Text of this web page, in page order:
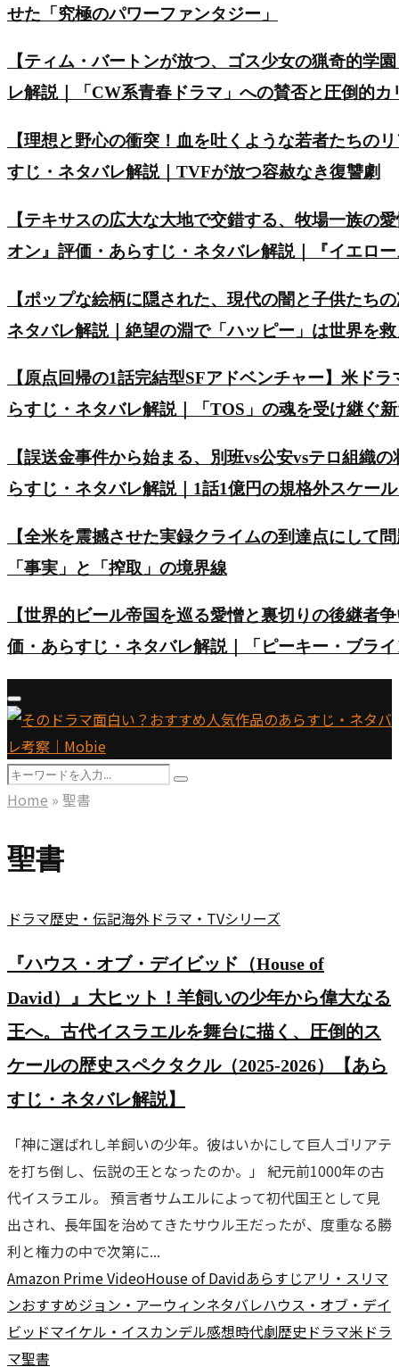
せた「究極のパワーファンタジー」
【ティム・バートンが放つ、ゴス少女の猟奇的学
レ解説｜「CW系青春ドラマ」への賛否と圧倒的カ
【理想と野心の衝突！血を吐くような若者たちの
すじ・ネタバレ解説｜TVFが放つ容赦なき復讐劇
【テキサスの広大な大地で交錯する、牧場一族の
オン』評価・あらすじ・ネタバレ解説｜『イエロ
【ポップな絵柄に隠された、現代の闇と子供たち
ネタバレ解説｜絶望の淵で「ハッピー」は世界を
【原点回帰の1話完結型SFアドベンチャー】米ド
らすじ・ネタバレ解説｜「TOS」の魂を受け継ぐ
【誤送金事件から始まる、別班vs公安vsテロ組織
らすじ・ネタバレ解説｜1話1億円の規格外スケー
【全米を震撼させた実録クライムの到達点にして
「事実」と「搾取」の境界線
【世界的ビール帝国を巡る愛憎と裏切りの後継者
価・あらすじ・ネタバレ解説｜「ピーキー・ブラ
Primary
Menu
Search
for:
Search
Home » 聖書
聖書
ドラマ歴史・伝記海外ドラマ・TVシリーズ
『ハウス・オブ・デイビッド（House of
David）』大ヒット！羊飼いの少年から偉大なる
王へ。古代イスラエルを舞台に描く、圧倒的ス
ケールの歴史スペクタクル（2025-2026）【あら
すじ・ネタバレ解説】
「神に選ばれし羊飼いの少年。彼はいかにして巨人ゴリアテ
を打ち倒し、伝説の王となったのか。」 紀元前1000年の古
代イスラエル。 預言者サムエルによって初代国王として見
出され、長年国を治めてきたサウル王だったが、度重なる勝
利と権力の中で次第に...
Amazon Prime VideoHouse of Davidあらすじアリ・スリマ
ンおすすめジョン・アーウィンネタバレハウス・オブ・デイ
ビッドマイケル・イスカンデル感想時代劇歴史ドラマ米ドラ
マ聖書